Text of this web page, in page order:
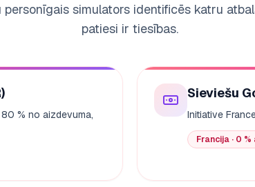
simulators identificēs katru
patiesi ir tiesības.
% no aizdevuma,
Sieviešu
Initiative
Francija · 0